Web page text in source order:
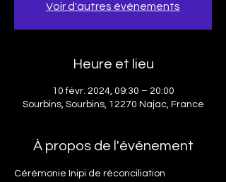
Voir d'autres événements
Heure et lieu
10 févr. 2024, 09:30 – 20:00
Sourbins, Sourbins, 12270 Najac, France
À propos de l'événement
Cérémonie Inipi de réconciliation